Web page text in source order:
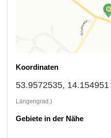
Koordinaten
53.9572535, 14.154951
Längengrad.)
Gebiete in der Nähe